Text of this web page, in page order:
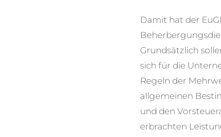
Damit hat der
Grundsätzlich
sich für die
Regeln der
allgemeinen
und den
erbrachten